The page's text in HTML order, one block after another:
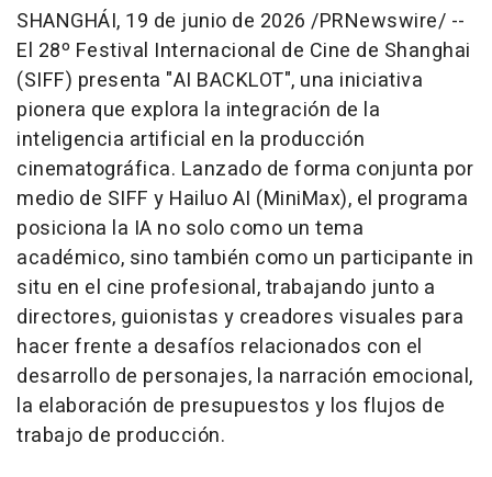
SHANGHÁI, 19 de junio de 2026 /PRNewswire/ --
El 28º Festival Internacional de Cine de Shanghai
(SIFF) presenta "AI BACKLOT", una iniciativa
pionera que explora la integración de la
inteligencia artificial en la producción
cinematográfica. Lanzado de forma conjunta por
medio de SIFF y Hailuo AI (MiniMax), el programa
posiciona la IA no solo como un tema
académico, sino también como un participante in
situ en el cine profesional, trabajando junto a
directores, guionistas y creadores visuales para
hacer frente a desafíos relacionados con el
desarrollo de personajes, la narración emocional,
la elaboración de presupuestos y los flujos de
trabajo de producción.